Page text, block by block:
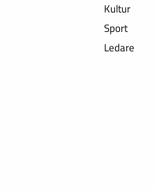
Kultur
Sport
Ledare